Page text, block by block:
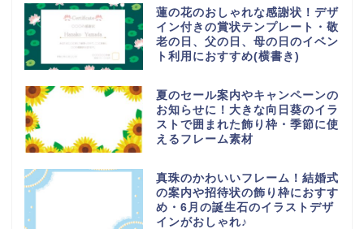
蓮の花のおしゃれな感謝状！デザ
イン付きの賞状テンプレート・敬
老の日、父の日、母の日のイベン
ト利用におすすめ(横書き)
夏のセール案内やキャンペーンの
お知らせに！大きな向日葵のイラ
ストで囲まれた飾り枠・季節に使
えるフレーム素材
真珠のかわいいフレーム！結婚式
の案内や招待状の飾り枠におすす
め・6月の誕生石のイラストデザ
インがおしゃれ♪